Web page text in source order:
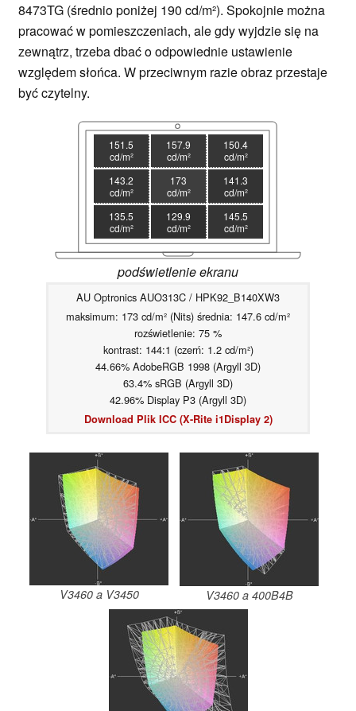
8473TG (średnio poniżej 190 cd/m²). Spokojnie można
pracować w pomieszczeniach, ale gdy wyjdzie się na
zewnątrz, trzeba dbać o odpowiednie ustawienie
względem słońca. W przeciwnym razie obraz przestaje
być czytelny.
151.5
cd/m²
157.9
cd/m²
150.4
cd/m²
143.2
cd/m²
173
cd/m²
141.3
cd/m²
135.5
cd/m²
129.9
cd/m²
145.5
cd/m²
podświetlenie ekranu
AU Optronics AUO313C / HPK92_B140XW3
maksimum: 173 cd/m² (Nits) średnia: 147.6 cd/m²
rozświetlenie: 75 %
kontrast: 144:1 (czerń: 1.2 cd/m²)
44.66% AdobeRGB 1998 (Argyll 3D)
63.4% sRGB (Argyll 3D)
42.96% Display P3 (Argyll 3D)
Download Plik ICC (X-Rite i1Display 2)
V3460 a V3450 V3460 a 400B4B